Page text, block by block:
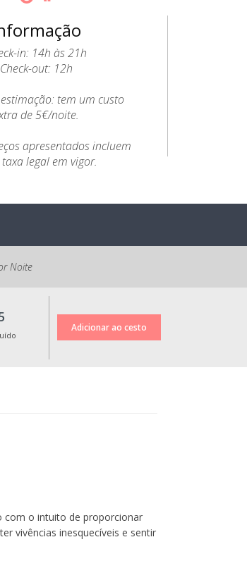
in: 14h às 21h
Check-out: 12h
tem um custo
de 5€/noite.
apresentados incluem
taxa legal em vigor.
Noite
com o intuito de proporcionar
vivências inesquecíveis e sentir